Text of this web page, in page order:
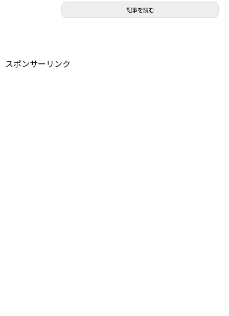
記事を読む
スポンサーリンク